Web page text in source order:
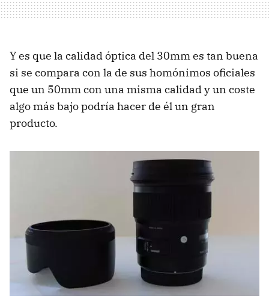
Y es que la calidad óptica del 30mm es tan buena
si se compara con la de sus homónimos oficiales
que un 50mm con una misma calidad y un coste
algo más bajo podría hacer de él un gran
producto.